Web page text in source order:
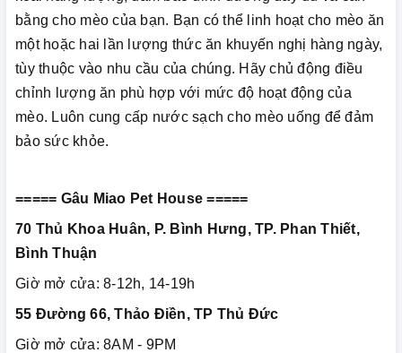
bằng cho mèo của bạn. Bạn có thể linh hoạt cho mèo ăn
một hoặc hai lần lượng thức ăn khuyến nghị hàng ngày,
tùy thuộc vào nhu cầu của chúng. Hãy chủ động điều
chỉnh lượng ăn phù hợp với mức độ hoạt động của
mèo. Luôn cung cấp nước sạch cho mèo uống để đảm
bảo sức khỏe.
===== Gâu Miao Pet House =====
70 Thủ Khoa Huân, P. Bình Hưng, TP. Phan Thiết,
Bình Thuận
Giờ mở cửa: 8-12h, 14-19h
55 Đường 66, Thảo Điền, TP Thủ Đức
Giờ mở cửa: 8AM - 9PM